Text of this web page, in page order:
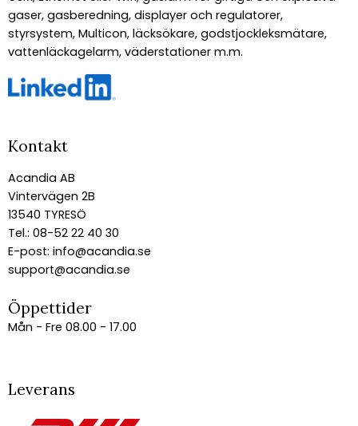
gaser, gasberedning, displayer och regulatorer,
styrsystem, Multicon, läcksökare, godstjockleksmätare,
vattenläckagelarm, väderstationer m.m.
Kontakt
Acandia AB
Vintervägen 2B
13540 TYRESÖ
Tel.: 08-52 22 40 30
E-post: info@acandia.se
support@acandia.se
Öppettider
Mån - Fre 08.00 - 17.00
Leverans